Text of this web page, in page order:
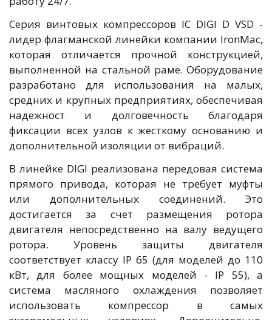
Серия винтовых компрессоров IC DIGI D VSD -
лидер флагманской линейки компании IronMac,
которая отличается прочной конструкцией,
выполненной на стальной раме. Оборудование
разработано для использования на малых,
средних и крупных предприятиях, обеспечивая
надежност и долговечность благодаря
фиксации всех узлов к жесткому основанию и
дополнительной изоляции от вибраций.
В линейке DIGI реализована передовая система
прямого привода, которая не требует муфты
или дополнительных соединений. Это
достигается за счет размещения ротора
двигателя непосредственно на валу ведущего
ротора. Уровень защиты двигателя
соответствует классу IP 65 (для моделей до 110
кВт, для более мощных моделей - IP 55), а
система масляного охлаждения позволяет
использовать компрессор в самых